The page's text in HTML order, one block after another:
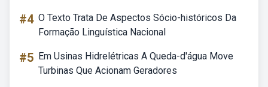
#4 O Texto Trata De Aspectos Sócio-históricos Da
Formação Linguística Nacional
#5 Em Usinas Hidrelétricas A Queda-d'água Move
Turbinas Que Acionam Geradores